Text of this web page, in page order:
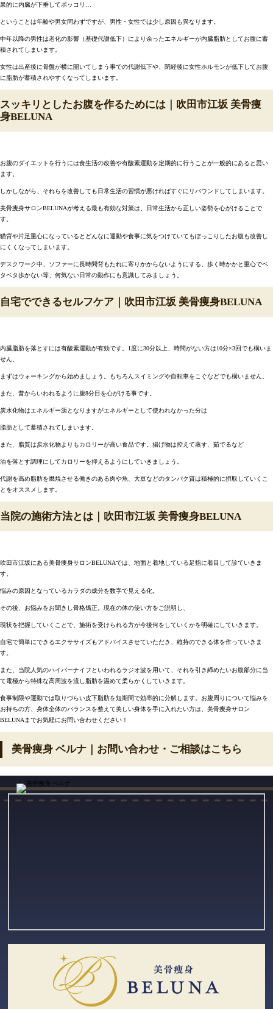
果的に内臓が下垂してポッコリ…
ということは年齢や男女問わずですが、男性・女性では少し原因も異なります。
中年以降の男性は老化の影響（基礎代謝低下）により余ったエネルギーが内臓脂肪としてお腹に蓄
積されてしまいます。
女性は出産後に骨盤が横に開いてしまう事での代謝低下や、閉経後に女性ホルモンが低下してお腹
に脂肪が蓄積されやすくなってしまいます。
スッキリとしたお腹を作るためには｜吹田市江坂 美骨痩
身BELUNA
お腹のダイエットを行うには食生活の改善や有酸素運動を定期的に行うことが一般的にあると思い
ます。
しかしながら、それらを改善しても日常生活の習慣が悪ければすぐにリバウンドしてしまいます。
美骨痩身サロンBELUNAが考える最も有効な対策は、日常生活から正しい姿勢を心がけることで
す。
猫背や片足重心になっているとどんなに運動や食事に気をつけていてもぽっこりしたお腹も改善し
にくくなってしまいます。
デスクワーク中、ソファーに長時間背もたれに寄りかからないようにする、歩く時かかと重心でペ
タペタ歩かない等、何気ない日常の動作にも意識してみましょう。
自宅でできるセルフケア｜吹田市江坂 美骨痩身BELUNA
内臓脂肪を落とすには有酸素運動が有効です。1度に30分以上、時間がない方は10分×3回でも構いま
せん。
まずはウォーキングから始めましょう。もちろんスイミングや自転車をこぐなどでも構いません。
また、昔からいわれるように腹8分目を心がける事です。
炭水化物はエネルギー源となりますがエネルギーとして使われなかった分は
脂肪として蓄積されてしまいます。
また、脂質は炭水化物よりもカロリーが高い食品です。揚げ物は控えて蒸す、茹でるなど
油を落とす調理にしてカロリーを抑えるようにしていきましょう。
代謝を高め脂肪を燃焼させる働きのある肉や魚、大豆などのタンパク質は積極的に摂取していくこ
とをオススメします。
当院の施術方法とは｜吹田市江坂 美骨痩身BELUNA
吹田市江坂にある美骨痩身サロンBELUNAでは、地面と着地している足指に着目して診ていきま
す。
悩みの原因となっているカラダの成分を数字で見える化。
その後、お悩みをお聞きし骨格矯正。現在の体の使い方をご説明し、
現状を把握していくことで、施術を受けられる方が今後何をしていくかを明確にしていきます。
自宅で簡単にできるエクササイズもアドバイスさせていただき、維持のできる体を作っていきま
す。
また、当院人気のハイパーナイフといわれるラジオ波を用いて、それを引き締めたいお腹部分に当
て電極から特殊な高周波を流し脂肪を温めて柔らかくしていきます。
食事制限や運動では取りづらい皮下脂肪を短期間で効率的に分解します。お腹周りについて悩みを
お持ちの方、身体全体のバランスを整えて美しい身体を手に入れたい方は、美骨痩身サロン
BELUNAまでお気軽にお問い合わせください！
美骨痩身 ベルナ｜お問い合わせ・ご相談はこちら